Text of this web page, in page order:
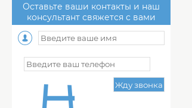
Оставьте ваши контакты и наш
консультант свяжется с вами